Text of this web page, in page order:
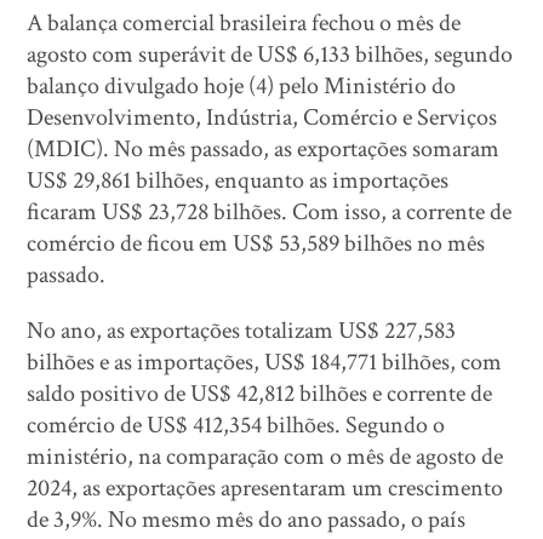
A balança comercial brasileira fechou o mês de
agosto com superávit de US$ 6,133 bilhões, segundo
balanço divulgado hoje (4) pelo Ministério do
Desenvolvimento, Indústria, Comércio e Serviços
(MDIC). No mês passado, as exportações somaram
US$ 29,861 bilhões, enquanto as importações
ficaram US$ 23,728 bilhões. Com isso, a corrente de
comércio de ficou em US$ 53,589 bilhões no mês
passado.
No ano, as exportações totalizam US$ 227,583
bilhões e as importações, US$ 184,771 bilhões, com
saldo positivo de US$ 42,812 bilhões e corrente de
comércio de US$ 412,354 bilhões. Segundo o
ministério, na comparação com o mês de agosto de
2024, as exportações apresentaram um crescimento
de 3,9%. No mesmo mês do ano passado, o país